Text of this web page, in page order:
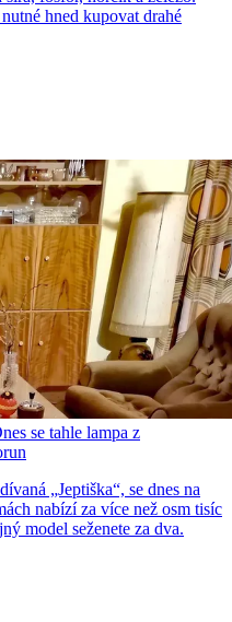
hned kupovat drahé
se tahle lampa z
„Jeptiška“, se dnes na
nabízí za více než osm tisíc
model seženete za dva.